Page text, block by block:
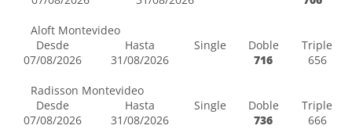
Aloft Montevideo
Desde
Hasta Single Doble
Triple
07/08/2026
31/08/2026 716 656
Radisson Montevideo
Desde
Hasta Single Doble
Triple
07/08/2026
31/08/2026 736 666